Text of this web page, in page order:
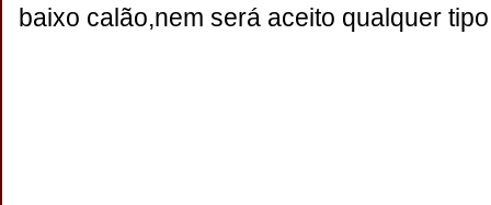
baixo calão,nem será aceito qualquer